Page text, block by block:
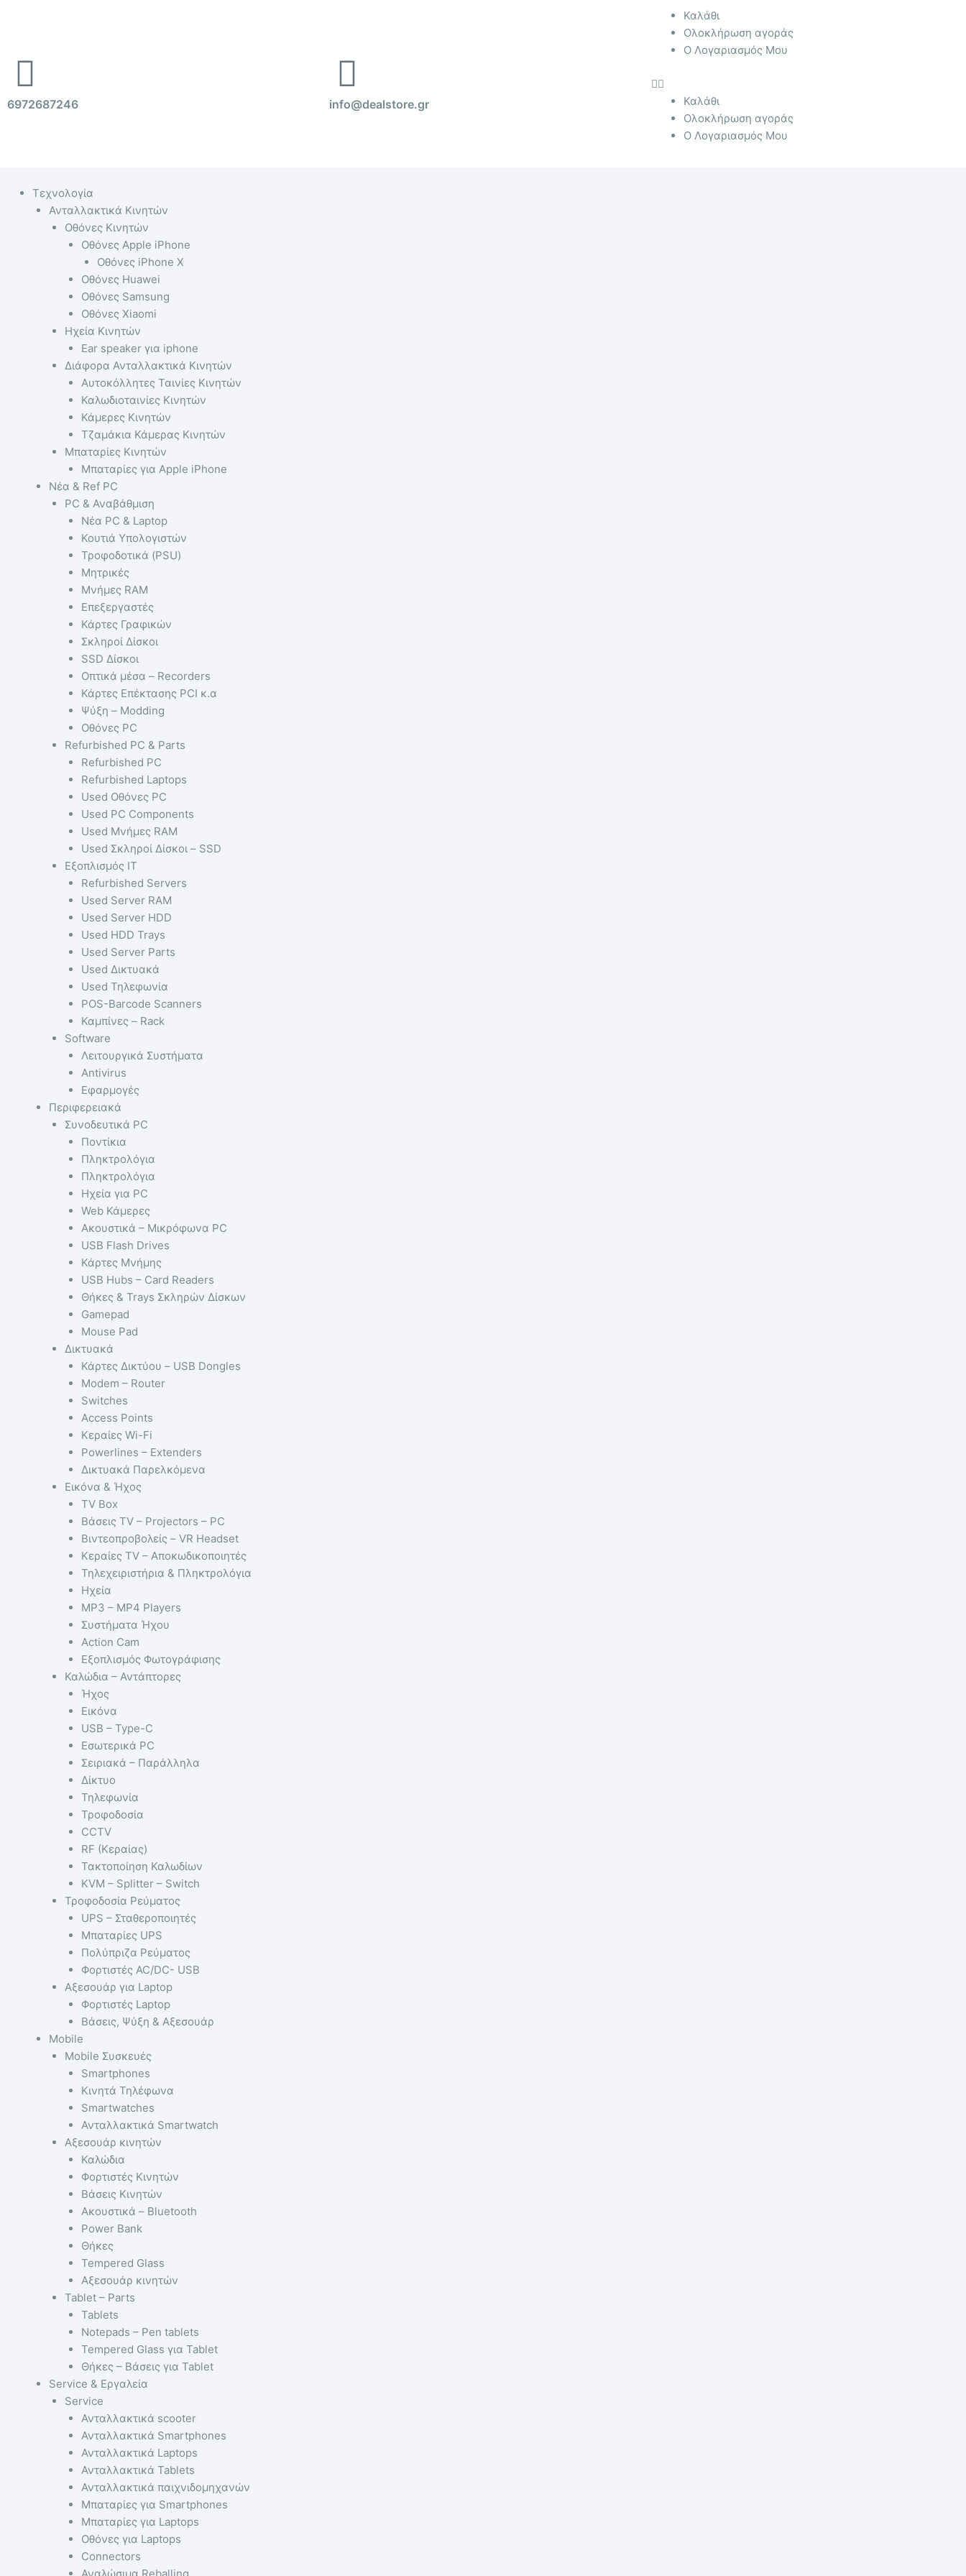
6972687246 info@dealstore.gr
Καλάθι
Ολοκλήρωση αγοράς
Ο Λογαριασμός Μου
Menu
Καλάθι
Ολοκλήρωση αγοράς
Ο Λογαριασμός Μου
Τεχνολογία
Ανταλλακτικά Κινητών
Οθόνες Κινητών
Οθόνες Apple iPhone
Οθόνες iPhone X
Οθόνες Huawei
Οθόνες Samsung
Οθόνες Xiaomi
Ηχεία Κινητών
Ear speaker για iphone
Διάφορα Ανταλλακτικά Κινητών
Αυτοκόλλητες Ταινίες Κινητών
Καλωδιοταινίες Κινητών
Κάμερες Κινητών
Τζαμάκια Κάμερας Κινητών
Μπαταρίες Κινητών
Μπαταρίες για Apple iPhone
Νέα & Ref PC
PC & Αναβάθμιση
Νέα PC & Laptop
Κουτιά Υπολογιστών
Τροφοδοτικά (PSU)
Μητρικές
Μνήμες RAM
Επεξεργαστές
Κάρτες Γραφικών
Σκληροί Δίσκοι
SSD Δίσκοι
Οπτικά μέσα – Recorders
Κάρτες Επέκτασης PCI κ.α
Ψύξη – Modding
Οθόνες PC
Refurbished PC & Parts
Refurbished PC
Refurbished Laptops
Used Οθόνες PC
Used PC Components
Used Μνήμες RAM
Used Σκληροί Δίσκοι – SSD
Εξοπλισμός IT
Refurbished Servers
Used Server RAM
Used Server HDD
Used HDD Trays
Used Server Parts
Used Δικτυακά
Used Τηλεφωνία
POS-Barcode Scanners
Καμπίνες – Rack
Software
Λειτουργικά Συστήματα
Antivirus
Εφαρμογές
Περιφερειακά
Συνοδευτικά PC
Ποντίκια
Πληκτρολόγια
Πληκτρολόγια
Ηχεία για PC
Web Κάμερες
Ακουστικά – Μικρόφωνα PC
USB Flash Drives
Κάρτες Μνήμης
USB Hubs – Card Readers
Θήκες & Trays Σκληρών Δίσκων
Gamepad
Mouse Pad
Δικτυακά
Κάρτες Δικτύου – USB Dongles
Modem – Router
Switches
Access Points
Κεραίες Wi-Fi
Powerlines – Extenders
Δικτυακά Παρελκόμενα
Εικόνα & Ήχος
TV Box
Βάσεις TV – Projectors – PC
Βιντεοπροβολείς – VR Headset
Κεραίες TV – Αποκωδικοποιητές
Τηλεχειριστήρια & Πληκτρολόγια
Ηχεία
MP3 – MP4 Players
Συστήματα Ήχου
Action Cam
Εξοπλισμός Φωτογράφισης
Καλώδια – Αντάπτορες
Ήχος
Εικόνα
USB – Type-C
Εσωτερικά PC
Σειριακά – Παράλληλα
Δίκτυο
Τηλεφωνία
Τροφοδοσία
CCTV
RF (Κεραίας)
Τακτοποίηση Καλωδίων
KVM – Splitter – Switch
Τροφοδοσία Ρεύματος
UPS – Σταθεροποιητές
Μπαταρίες UPS
Πολύπριζα Ρεύματος
Φορτιστές AC/DC- USB
Αξεσουάρ για Laptop
Φορτιστές Laptop
Βάσεις, Ψύξη & Αξεσουάρ
Mobile
Mobile Συσκευές
Smartphones
Κινητά Τηλέφωνα
Smartwatches
Ανταλλακτικά Smartwatch
Αξεσουάρ κινητών
Καλώδια
Φορτιστές Κινητών
Βάσεις Κινητών
Ακουστικά – Bluetooth
Power Bank
Θήκες
Tempered Glass
Αξεσουάρ κινητών
Tablet – Parts
Tablets
Notepads – Pen tablets
Tempered Glass για Tablet
Θήκες – Βάσεις για Tablet
Service & Εργαλεία
Service
Ανταλλακτικά scooter
Ανταλλακτικά Smartphones
Ανταλλακτικά Laptops
Ανταλλακτικά Tablets
Ανταλλακτικά παιχνιδομηχανών
Μπαταρίες για Smartphones
Μπαταρίες για Laptops
Οθόνες για Laptops
Connectors
Menu